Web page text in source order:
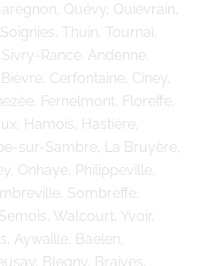
Quévy, Quiévrain,
Thuin, Tournai,
Rance. Andenne,
Cerfontaine, Ciney,
Fernelmont, Floreffe,
Hamois, Hastière,
sur-Sambre, La Bruyère,
Onhaye, Philippeville,
Sombreffe,
Walcourt, Yvoir,
Aywaille, Baelen,
Blegny, Braives,